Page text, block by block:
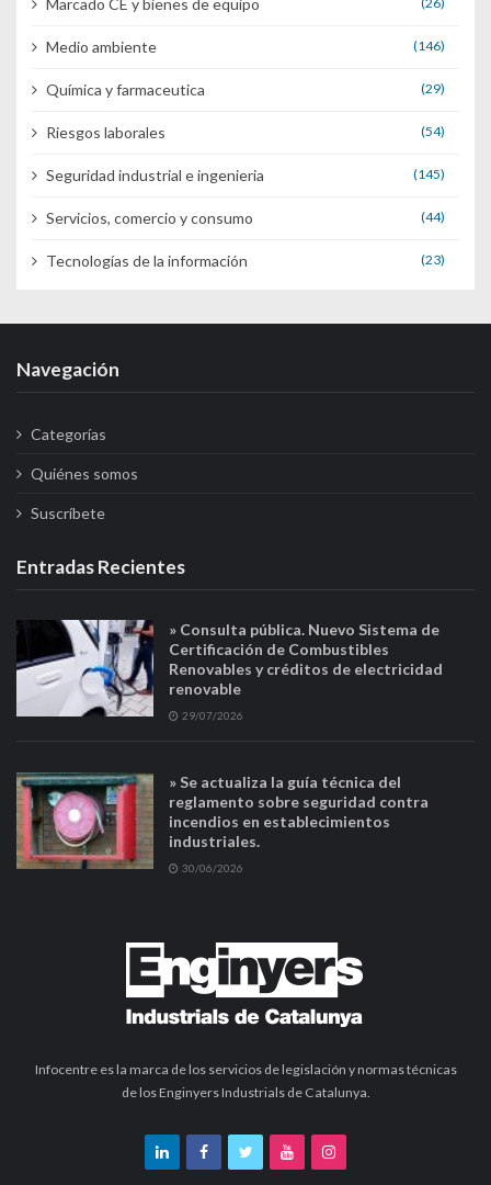
Marcado CE y bienes de equipo
Medio ambiente (146)
Química y farmaceutica (29)
Riesgos laborales (54)
Seguridad industrial e ingenieria (145)
Servicios, comercio y consumo (44)
Tecnologías de la información (23)
Navegación
Categorías
Quiénes somos
Suscríbete
Entradas Recientes
» Consulta pública. Nuevo Sistema de
Certificación de Combustibles
Renovables y créditos de electricidad
renovable
29/07/2026
» Se actualiza la guía técnica del
reglamento sobre seguridad contra
incendios en establecimientos
industriales.
30/06/2026
Infocentre es la marca de los servicios de legislación y normas técnicas
de los Enginyers Industrials de Catalunya.